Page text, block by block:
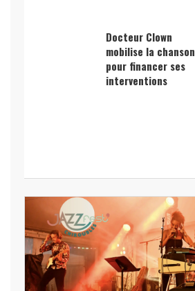
Docteur Clown
mobilise la chanson
pour financer ses
interventions